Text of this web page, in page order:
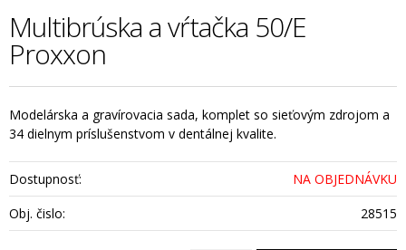
Multibrúska a vŕtačka 50/E
Proxxon
Modelárska a gravírovacia sada, komplet so sieťovým zdrojom a
34 dielnym príslušenstvom v dentálnej kvalite.
Dostupnosť:
NA OBJEDNÁVKU
Obj. čislo:
28515